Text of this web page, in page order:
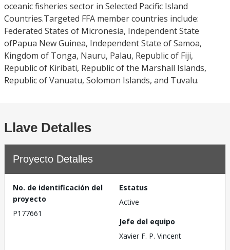
oceanic fisheries sector in Selected Pacific Island
Countries.Targeted FFA member countries include:
Federated States of Micronesia, Independent State
ofPapua New Guinea, Independent State of Samoa,
Kingdom of Tonga, Nauru, Palau, Republic of Fiji,
Republic of Kiribati, Republic of the Marshall Islands,
Republic of Vanuatu, Solomon Islands, and Tuvalu.
Llave Detalles
Proyecto Detalles
No. de identificación del
proyecto
P177661
Estatus
Active
Jefe del equipo
Xavier F. P. Vincent